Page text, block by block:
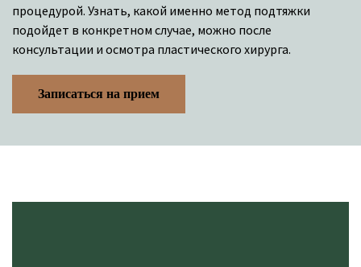
процедурой. Узнать, какой именно метод подтяжки
подойдет в конкретном случае, можно после
консультации и осмотра пластического хирурга.
Записаться на прием